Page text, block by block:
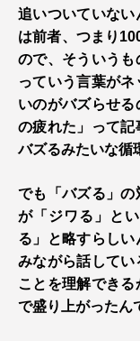
追いついていない
は前者、つまり
ので、そういうも
っていう言葉が
いのがバズらせ
の疲れた」って記
バズるみたいな循
でも「バズる」
が「ジワる」と
る」と略すらし
みながら話してい
ことを理解でき
で盛り上がったん